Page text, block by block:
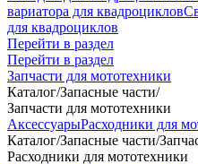
вариатора для квадроциклов
для квадроциклов
Перейти в раздел
Перейти в раздел
Запчасти для мототехники
Каталог/Запасные части/
Запчасти для мототехники
АксессуарыРасходники для
Каталог/Запасные части/
Расходники для мототехники